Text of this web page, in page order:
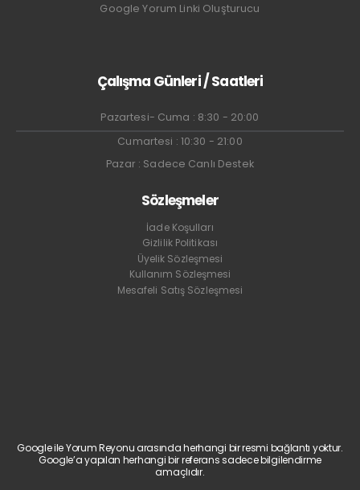
Google Yorum Linki Oluşturucu
Çalışma Günleri / Saatleri
Pazartesi- Cuma : 8:30 - 20:00
Cumartesi : 10:30 - 21:00
Pazar : Sadece Canlı Destek
Sözleşmeler
İade Koşulları
Gizlilik Politikası
Üyelik Sözleşmesi
Kullanım Sözleşmesi
Mesafeli Satış Sözleşmesi
Google ile Yorum Reyonu arasında herhangi bir resmi bağlantı yoktur.
Google’a yapılan herhangi bir referans sadece bilgilendirme
amaçlıdır.